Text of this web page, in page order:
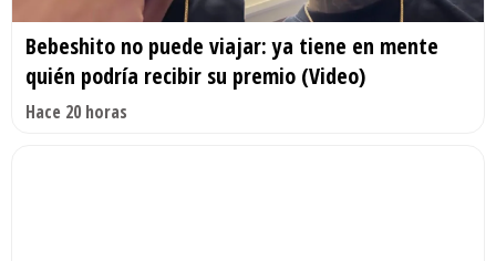
Bebeshito no puede viajar: ya tiene en mente
quién podría recibir su premio (Video)
Hace 20 horas